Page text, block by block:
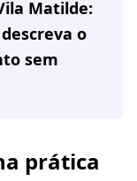
Matilde:
o
sem
prática